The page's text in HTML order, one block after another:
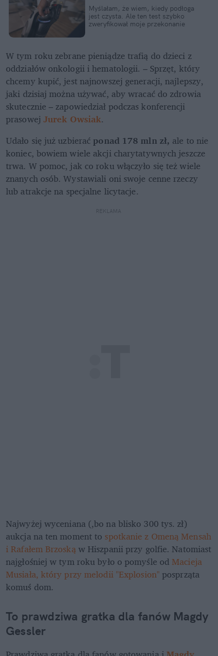
Myślałam, że wiem, kiedy podłoga
jest czysta. Ale ten test szybko
zweryfikował moje przekonanie
W tym roku zebrane pieniądze trafią do dzieci z
oddziałów onkologii i hematologii. – Sprzęt, który
chcemy kupić, jest najnowszej generacji, najlepszy,
jaki dzisiaj można używać, aby wracać do zdrowia
skutecznie – zapowiedział podczas konferencji
prasowej Jurek Owsiak.
Udało się już uzbierać ponad 178 mln zł, ale to nie
koniec, bowiem wiele akcji charytatywnych jeszcze
trwa. W pomoc, jak co roku włączyło się też wiele
znanych osób. Wystawiali oni swoje cenne rzeczy
lub atrakcje na specjalne licytacje.
REKLAMA
Najwyżej wyceniana (,bo na blisko 300 tys. zł)
aukcja na ten moment to spotkanie z Omeną Mensah
i Rafałem Brzoską w Hiszpanii przy golfie. Natomiast
najgłośniej w tym roku było o pomyśle od Macieja
Musiała, który przy melodii "Explosion" posprząta
komuś dom.
To prawdziwa gratka dla fanów Magdy
Gessler